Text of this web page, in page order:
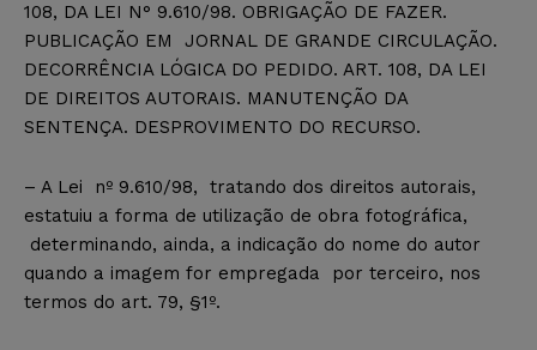
108, DA LEI N° 9.610/98. OBRIGAÇÃO DE FAZER.
PUBLICAÇÃO EM JORNAL DE GRANDE CIRCULAÇÃO.
DECORRÊNCIA LÓGICA DO PEDIDO. ART. 108, DA LEI
DE DIREITOS AUTORAIS. MANUTENÇÃO DA
SENTENÇA. DESPROVIMENTO DO RECURSO. ­
– A Lei nº 9.610/98, tratando dos direitos autorais,
estatuiu a forma de utilização de obra fotográfica,
determinando, ainda, a indicação do nome do autor
quando a imagem for empregada por terceiro, nos
termos do art. 79, §1º.